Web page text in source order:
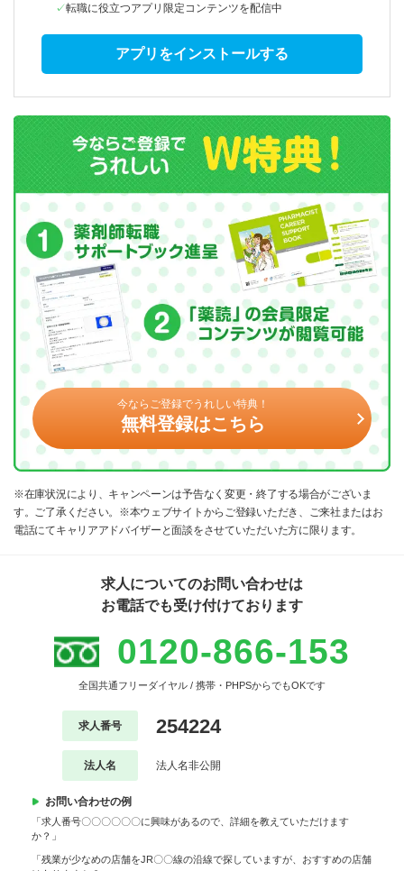
転職に役立つアプリ限定コンテンツを配信中
アプリをインストールする
今ならご登録でうれしい特典！
無料登録はこちら
※在庫状況により、キャンペーンは予告なく変更・終了する場合がございま
す。ご了承ください。※本ウェブサイトからご登録いただき、ご来社またはお
電話にてキャリアアドバイザーと面談をさせていただいた方に限ります。
求人についてのお問い合わせは
お電話でも受け付けております
0120-866-153
全国共通フリーダイヤル / 携帯・PHPSからでもOKです
求人番号 254224
法人名 法人名非公開
お問い合わせの例
「求人番号〇〇〇〇〇〇に興味があるので、詳細を教えていただけます
か？」
「残業が少なめの店舗をJR〇〇線の沿線で探していますが、おすすめの店舗